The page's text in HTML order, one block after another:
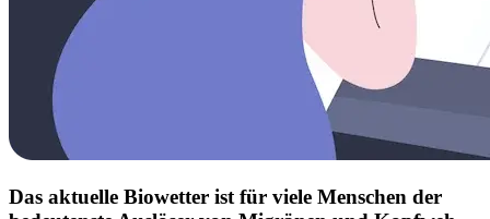
Das aktuelle Biowetter ist für viele Menschen der